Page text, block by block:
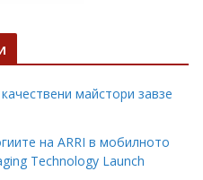
майстори завзе
на ARRI в мобилното
Technology Launch